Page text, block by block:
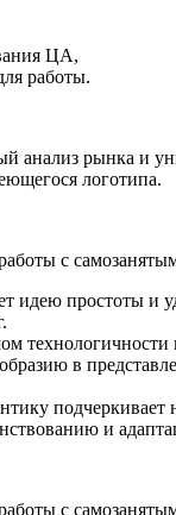
ЦА,
работы.
анализ рынка и
логотипа.
простоты и
в
подчеркивает
и